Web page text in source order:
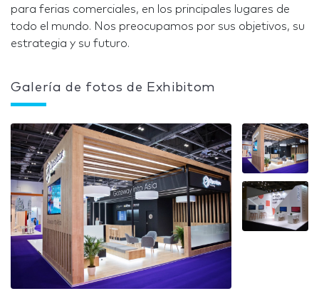
para ferias comerciales, en los principales lugares de
todo el mundo. Nos preocupamos por sus objetivos, su
estrategia y su futuro.
Galería de fotos de Exhibitom